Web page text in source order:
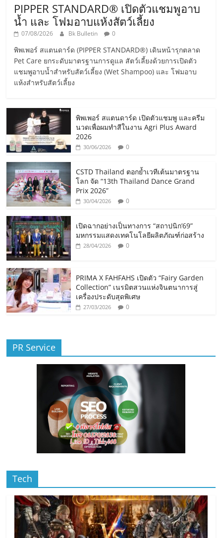
PIPPER STANDARD® เปิดตัวแชมพูอาบ
น้ำ และ โฟมอาบแห้งสัตว์เลี้ยง
07/08/2026 Bk Bulletin 0
พิพเพอร์ สแตนดาร์ด (PIPPER STANDARD®) เดินหน้ารุกตลาด
Pet Care ยกระดับมาตรฐานการดูแล สัตว์เลี้ยงด้วยการเปิดตัว
แชมพูอาบน้ำสำหรับสัตว์เลี้ยง (Wet Shampoo) และ โฟมอาบ
แห้งสำหรับสัตว์เลี้ยง
พิพเพอร์ สแตนดาร์ด เปิดตัวแชมพู และครีม
นวดเพื่อผมทำสีในงาน Agri Plus Award
2026
30/06/2026 0
CSTD Thailand ตอกย้ำเวทีเต้นมาตรฐาน
โลก จัด “13th Thailand Dance Grand
Prix 2026”
30/04/2026 0
เปิดฉากอย่างเป็นทางการ “สถาปนิก’69”
มหกรรมแสดงเทคโนโลยีผลิตภัณฑ์ก่อสร้าง
28/04/2026 0
PRIMA X FAHFAHS เปิดตัว “Fairy Garden
Collection” เนรมิตสวนแห่งจินตนาการสู่
เครื่องประดับสุดพิเศษ
27/03/2026 0
PR Service
Tech